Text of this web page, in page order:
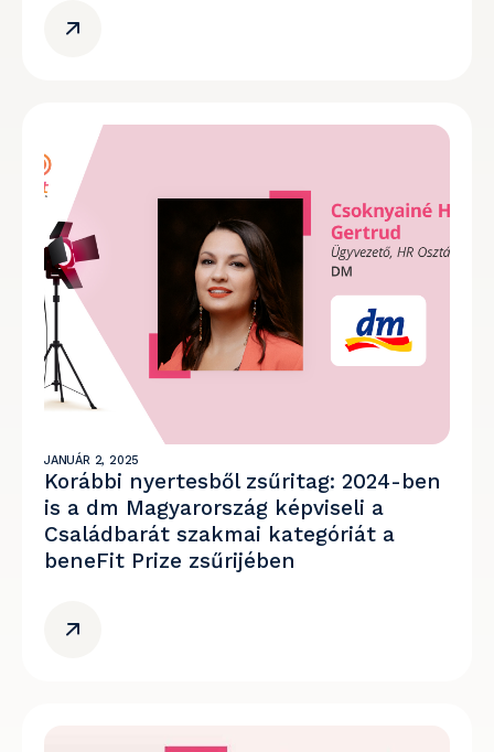
JANUÁR 2, 2025
Korábbi nyertesből zsűritag: 2024-ben
is a dm Magyarország képviseli a
Családbarát szakmai kategóriát a
beneFit Prize zsűrijében